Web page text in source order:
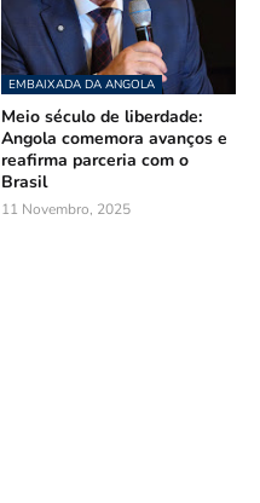
EMBAIXADA DA ANGOLA
Meio século de liberdade:
Angola comemora avanços e
reafirma parceria com o
Brasil
11 Novembro, 2025